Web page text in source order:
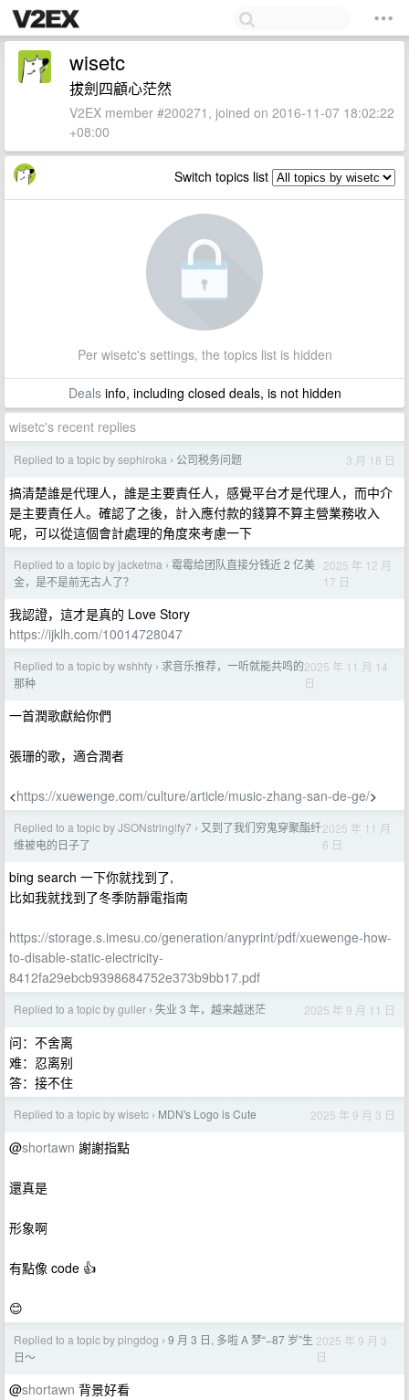
wisetc
拔劍四顧心茫然
V2EX member #200271, joined on 2016-11-07 18:02:22
+08:00
Switch topics list
Per wisetc's settings, the topics list is hidden
Dealsinfo, including closed deals, is not hidden
wisetc's recent replies
Replied to a topic by sephiroka › 公司税务问题 3 月 18 日
搞清楚誰是代理人，誰是主要責任人，感覺平台才是代理人，而中介
是主要責任人。確認了之後，計入應付款的錢算不算主營業務收入
呢，可以從這個會計處理的角度來考慮一下
Replied to a topic by jacketma › 霉霉给团队直接分钱近 2 亿美
金，是不是前无古人了？
2025 年 12 月
17 日
我認證，這才是真的 Love Story
https://ijklh.com/10014728047
Replied to a topic by wshhfy › 求音乐推荐，一听就能共鸣的
那种
2025 年 11 月 14
日
一首潤歌獻給你們
張珊的歌，適合潤者
<https://xuewenge.com/culture/article/music-zhang-san-de-ge/>
Replied to a topic by JSONstringify7 › 又到了我们穷鬼穿聚酯纤
维被电的日子了
2025 年 11 月
6 日
bing search 一下你就找到了,
比如我就找到了冬季防靜電指南
https://storage.s.imesu.co/generation/anyprint/pdf/xuewenge-how-
to-disable-static-electricity-
8412fa29ebcb9398684752e373b9bb17.pdf
Replied to a topic by guller › 失业 3 年，越来越迷茫 2025 年 9 月 11 日
问：不舍离
难：忍离别
答：接不住
Replied to a topic by wisetc › MDN's Logo is Cute 2025 年 9 月 3 日
@shortawn 謝謝指點
還真是
形象啊
有點像 code 👍
😊
Replied to a topic by pingdog › 9 月 3 日, 多啦 A 梦“−87 岁”生
日～
2025 年 9 月 3
日
@shortawn 背景好看